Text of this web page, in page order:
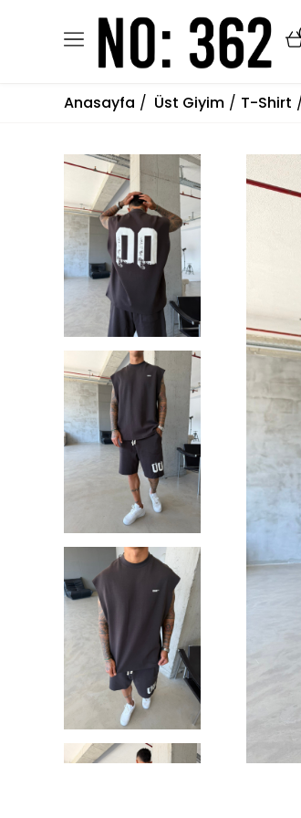
Anasayfa Üst Giyim T-Shirt